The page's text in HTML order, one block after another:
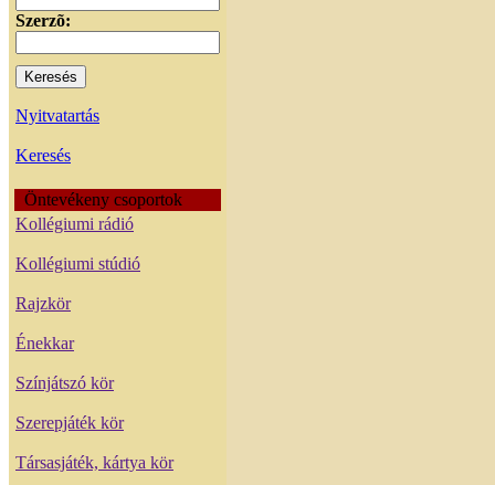
Szerzõ:
Nyitvatartás
Keresés
Öntevékeny csoportok
Kollégiumi rádió
Kollégiumi stúdió
Rajzkör
Énekkar
Színjátszó kör
Szerepjáték kör
Társasjáték, kártya kör